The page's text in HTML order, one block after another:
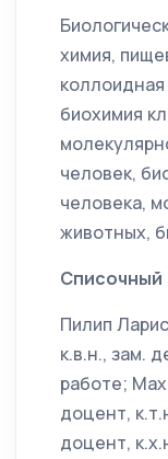
химия,
коллоидная
биохимия
человек,
человека,
животных,
Списочный
Пилип
к.в.н., зам.
работе;
доцент,
доцент,